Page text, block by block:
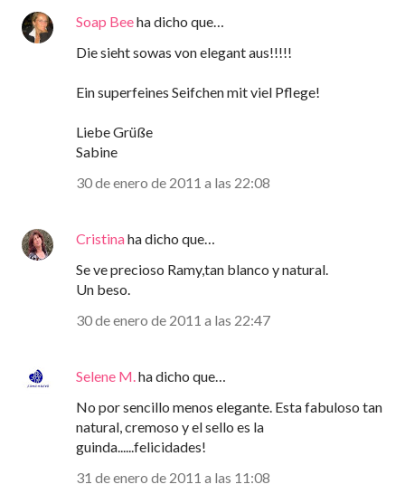
Soap Beeha dicho que…
Die sieht sowas von elegant aus!!!!!
Ein superfeines Seifchen mit viel Pflege!
Liebe Grüße
Sabine
30 de enero de 2011 a las 22:08
Cristinaha dicho que…
Se ve precioso Ramy,tan blanco y natural.
Un beso.
30 de enero de 2011 a las 22:47
Selene M.ha dicho que…
No por sencillo menos elegante. Esta fabuloso tan
natural, cremoso y el sello es la
guinda......felicidades!
31 de enero de 2011 a las 11:08